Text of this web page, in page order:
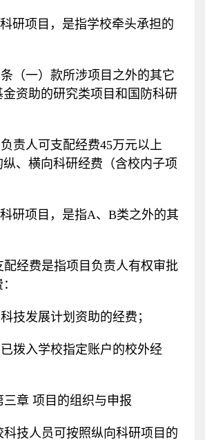
研项目，是指学校牵头承担的
条（一）款所涉项目之外的其它
金资助的研究类项目和国防科研
负责人可支配经费45万元以上
纵、横向科研经费（含校内子项
研项目，是指A、 B类之外的其
配经费是指项目负责人有权审批
科技发展计划资助的经费；
已拨入学校指定账户的校外经
三章 项目的组织与申报
科技人员可按照纵向科研项目的